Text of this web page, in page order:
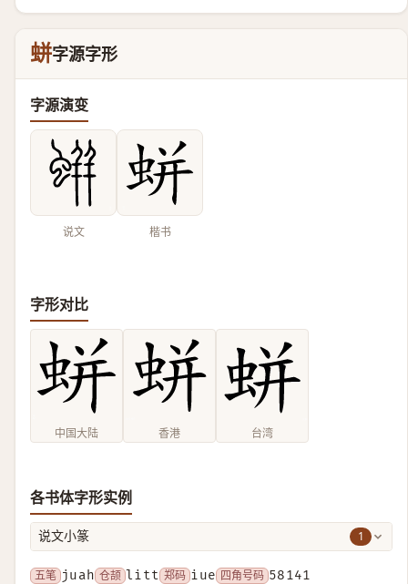
蛢字源字形
字源演变
说文 楷书
字形对比
中国大陆 香港 台湾
各书体字形实例
说文小篆 1
五笔 juah 仓颉 litt 郑码 iue 四角号码 58141